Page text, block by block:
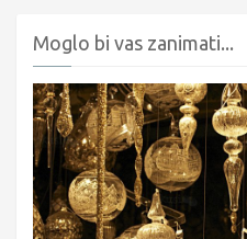
Moglo bi vas zanimati...